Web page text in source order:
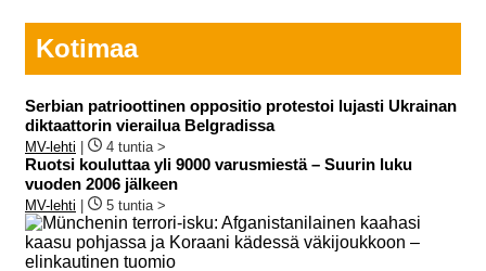
Kotimaa
Serbian patrioottinen oppositio protestoi lujasti Ukrainan
diktaattorin vierailua Belgradissa
MV-lehti 4 tuntia >
Ruotsi kouluttaa yli 9000 varusmiestä – Suurin luku
vuoden 2006 jälkeen
MV-lehti 5 tuntia >